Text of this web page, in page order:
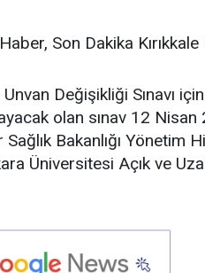
Son Dakika
Değişikliği Sınavı
olan sınav 12
Bakanlığı Yönetim
Üniversitesi Açık ve